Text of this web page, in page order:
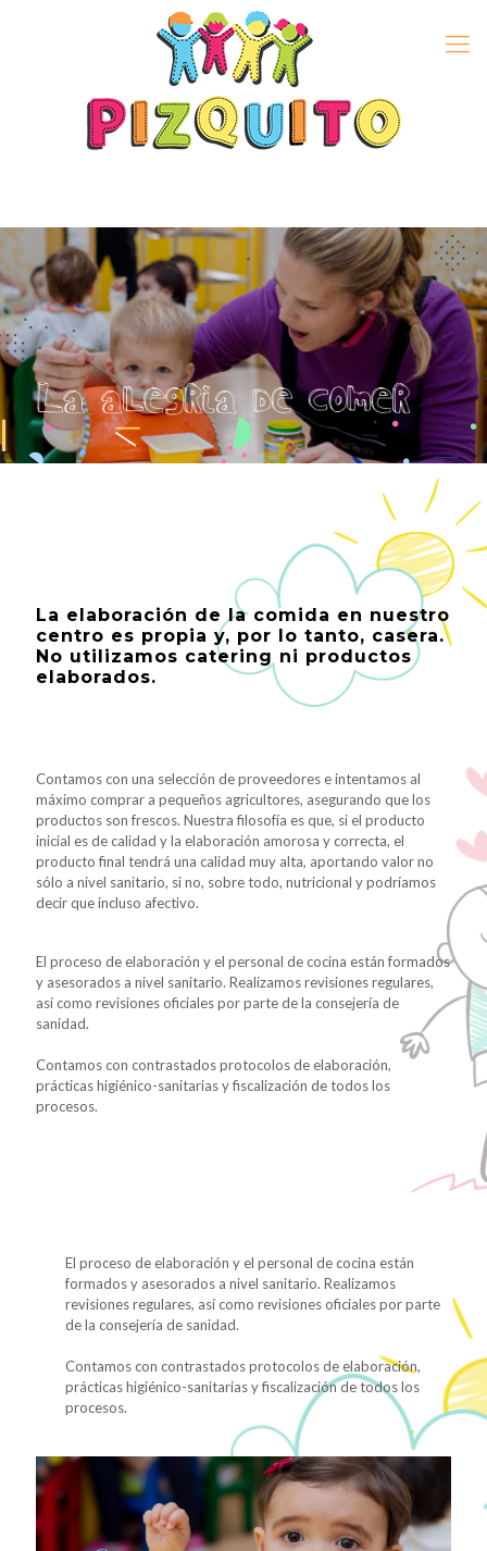
La elaboración de la comida en nuestro
centro es propia y, por lo tanto, casera.
No utilizamos catering ni productos
elaborados.
Contamos con una selección de proveedores e intentamos al
máximo comprar a pequeños agricultores, asegurando que los
productos son frescos. Nuestra filosofía es que, si el producto
inicial es de calidad y la elaboración amorosa y correcta, el
producto final tendrá una calidad muy alta, aportando valor no
sólo a nivel sanitario, si no, sobre todo, nutricional y podríamos
decir que incluso afectivo.
El proceso de elaboración y el personal de cocina están formados
y asesorados a nivel sanitario. Realizamos revisiones regulares,
así como revisiones oficiales por parte de la consejería de
sanidad.
Contamos con contrastados protocolos de elaboración,
prácticas higiénico-sanitarias y fiscalización de todos los
procesos.
El proceso de elaboración y el personal de cocina están
formados y asesorados a nivel sanitario. Realizamos
revisiones regulares, así como revisiones oficiales por parte
de la consejería de sanidad.
Contamos con contrastados protocolos de elaboración,
prácticas higiénico-sanitarias y fiscalización de todos los
procesos.